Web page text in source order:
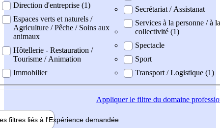
Direction d'entreprise (1)
Espaces verts et naturels /
Agriculture / Pêche / Soins aux
animaux
Hôtellerie - Restauration /
Tourisme / Animation
Immobilier
Secrétariat / Assistanat
Services à la personne / à la
collectivité (1)
Spectacle
Sport
Transport / Logistique (1)
Appliquerle filtre du domaine
filtres liés à l'Expérience demandée